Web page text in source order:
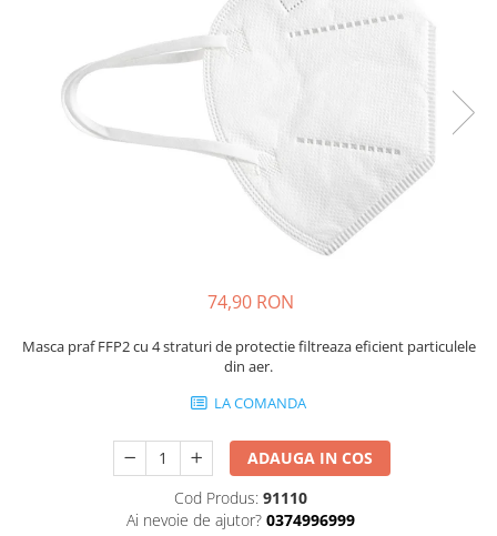
Protectie vizuala
Vopsire
Sisteme si pahare PPS
Pahare de amestec
74,90 RON
Masca praf FFP2 cu 4 straturi de protectie filtreaza eficient particulele
din aer.
LA COMANDA
ADAUGA IN COS
Cod Produs: 91110
Ai nevoie de ajutor? 0374996999